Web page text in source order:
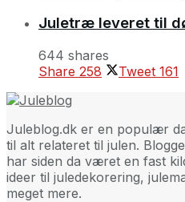
Juletræ leveret til
644 shares
Share 258 Tweet 161
Juleblog.dk er en populær
til alt relateret til julen.
har siden da været en fast
ideer til juledekorering,
meget mere.